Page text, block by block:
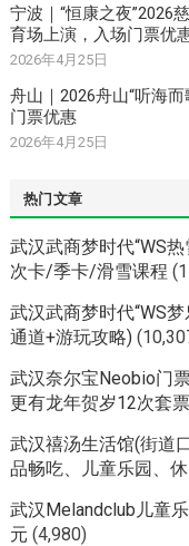
宁波｜“恒康之夜”2026
育场上演，入场门票优
2026年4月25日
舟山｜2026舟山“听海
门票优惠
2026年4月25日
热门文章
武汉武商梦时代“WS
次卡/季卡/滑雪课程
武汉武商梦时代“WS
通道+游玩攻略)
武汉奈尔宝Neobio门
更有龙年贺岁12次套票
武汉禧汤生活馆(街道
品畅吃、儿童乐园、
武汉Melandclub儿童
元 (4,980)